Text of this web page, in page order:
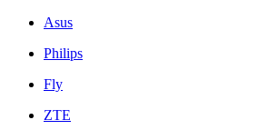
Asus
Philips
Fly
ZTE